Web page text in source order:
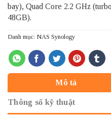
bay), Quad Core 2.2 GHz
48GB).
Danh mục: NAS Synology
Mô tả
Thông số kỹ thuật